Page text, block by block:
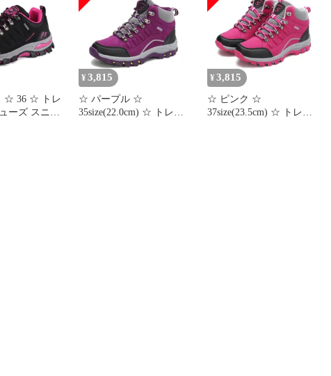
ーズ 登山
アウトド
キングシュ
キング 運動
カジュアル
ニーカー シューズ 登山
靴 ハイキング アウトド
ア 登山 ハイキングシュ
ーズ トレッキング 運動
靴 キャンプ カジュアル
オシャレ
ニーカー シューズ 登山
靴 ハイキング アウトド
ア 登山 ハイキングシュ
ーズ トレッキング 運動
靴 キャンプ カジュアル
オシャレ
☆ 36 ☆ トレ
ーズ スニー
¥ 3,815
☆ パープル ☆
35size(22.0cm) ☆ トレッ
¥ 3,815
☆ ピンク ☆
37size(23.5cm) ☆ トレッ